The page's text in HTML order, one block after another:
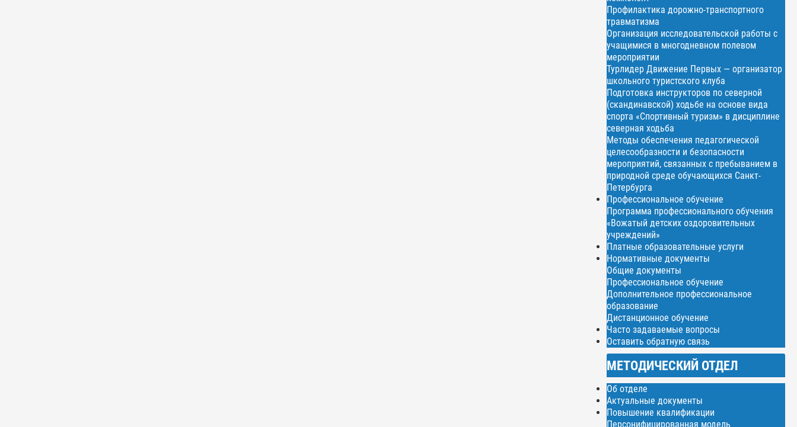
Профилактика дорожно-транспортного
травматизма
Организация исследовательской работы с
учащимися в многодневном полевом
мероприятии
Турлидер Движение Первых — организатор
школьного туристского клуба
Подготовка инструкторов по северной
(скандинавской) ходьбе на основе вида
спорта «Спортивный туризм» в дисциплине
северная ходьба
Методы обеспечения педагогической
целесообразности и безопасности
мероприятий, связанных с пребыванием в
природной среде обучающихся Санкт-
Петербурга
Профессиональное обучение
Программа профессионального обучения
«Вожатый детских оздоровительных
учреждений»
Платные образовательные услуги
Нормативные документы
Общие документы
Профессиональное обучение
Дополнительное профессиональное
образование
Дистанционное обучение
Часто задаваемые вопросы
Оставить обратную связь
МЕТОДИЧЕСКИЙ ОТДЕЛ
Об отделе
Актуальные документы
Повышение квалификации
Персонифицированная модель